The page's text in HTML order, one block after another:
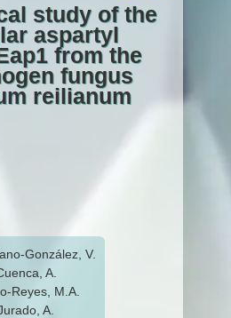
study of the
aspartyl
from the
fungus
reilianum
González, V.
A.
Reyes, M.A.
A.